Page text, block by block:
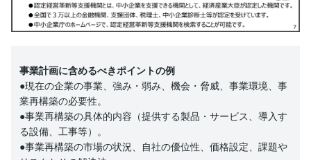
事業計画に含めるべきポイントの例
●現在の企業の事業、強み・弱み、機会・脅威、事業環境、事
業再構築の必要性。
●事業再構築の具体的内容（提供する製品・サービス、導入す
る設備、工事等）。
●事業再構築の市場の状況、自社の優位性、価格設定、課題や